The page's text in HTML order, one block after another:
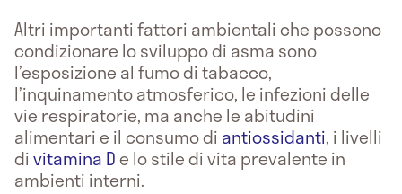
Altri importanti fattori ambientali che possono
condizionare lo sviluppo di asma sono
l’esposizione al fumo di tabacco,
l’inquinamento atmosferico, le infezioni delle
vie respiratorie, ma anche le abitudini
alimentari e il consumo di antiossidanti, i livelli
divitamina De lo stile di vita prevalente in
ambienti interni.